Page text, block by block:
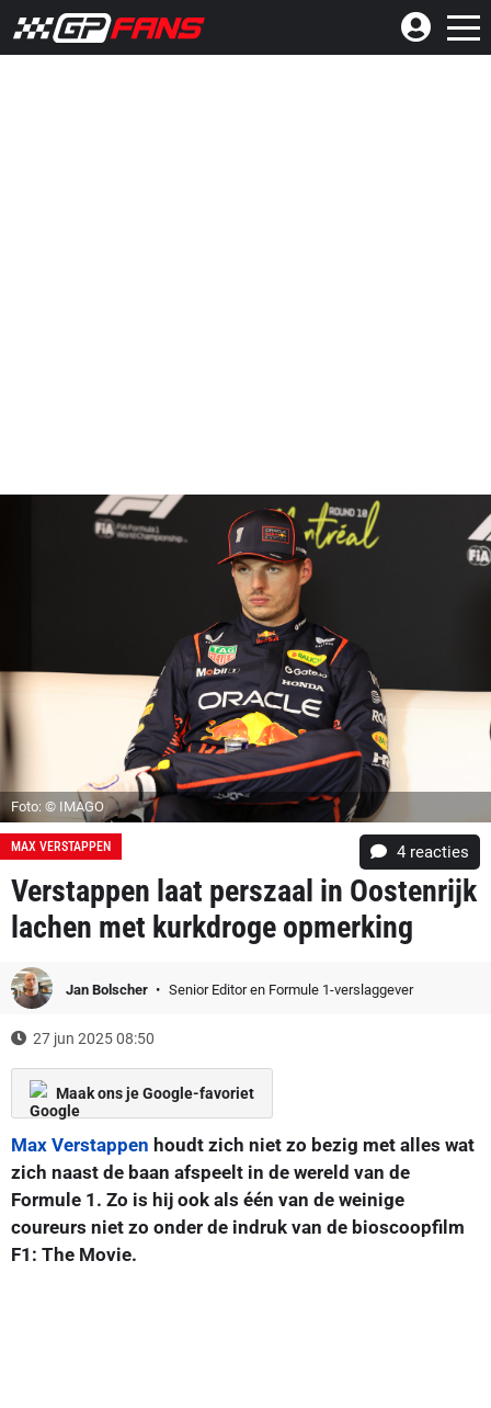
Foto: © IMAGO
MAX VERSTAPPEN 4 reacties
Verstappen laat perszaal in Oostenrijk
lachen met kurkdroge opmerking
Jan Bolscher Senior Editor en Formule 1-verslaggever
27 jun 2025 08:50
Maak ons je Google-favoriet
Max Verstappen houdt zich niet zo bezig met alles wat
zich naast de baan afspeelt in de wereld van de
Formule 1. Zo is hij ook als één van de weinige
coureurs niet zo onder de indruk van de bioscoopfilm
F1: The Movie.